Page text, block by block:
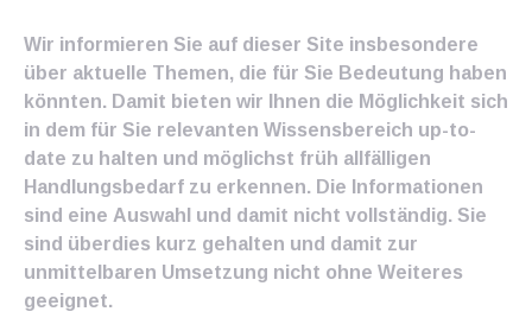
Wir informieren Sie auf dieser Site insbesondere
über aktuelle Themen, die für Sie Bedeutung haben
könnten. Damit bieten wir Ihnen die Möglichkeit sich
in dem für Sie relevanten Wissensbereich up-to-
date zu halten und möglichst früh allfälligen
Handlungsbedarf zu erkennen. Die Informationen
sind eine Auswahl und damit nicht vollständig. Sie
sind überdies kurz gehalten und damit zur
unmittelbaren Umsetzung nicht ohne Weiteres
geeignet.